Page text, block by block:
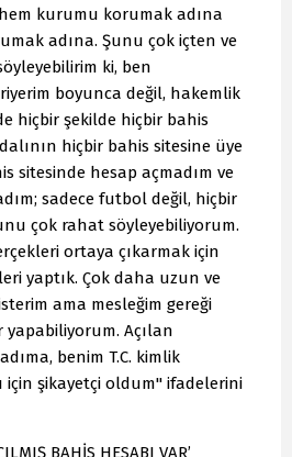
kurumu korumak adına
adına. Şunu çok içten ve
ki, ben
boyunca değil, hakemlik
hiçbir şekilde hiçbir bahis
hiçbir bahis sitesine üye
sitesinde hesap açmadım ve
sadece futbol değil, hiçbir
çok rahat söyleyebiliyorum.
ortaya çıkarmak için
yaptık. Çok daha uzun ve
ama mesleğim gereği
Açılan
benim T.C. kimlik
için şikayetçi oldum" ifadelerini
BAHİS HESABI VAR’